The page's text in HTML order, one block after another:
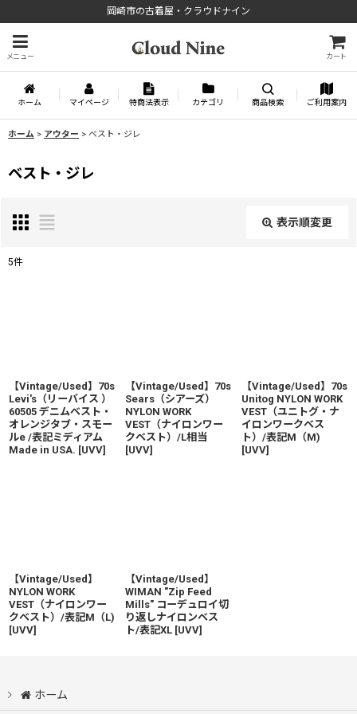
岡崎市の古着屋・クラウドナイン
メニュー カート
ホーム マイページ 特商法表示 カテゴリ 商品検索 ご利用案内
ホーム > アウター > ベスト・ジレ
ベスト・ジレ
表示順変更
絞り込む
5件
【Vintage/Used】70s
Levi's（リーバイス ）
60505 デニムベスト・
オレンジタブ・スモー
ルe /表記ミディアム
Made in USA. [UVV]
【Vintage/Used】70s
Sears（シアーズ）
NYLON WORK
VEST（ナイロンワー
クベスト）/L相当
[UVV]
【Vintage/Used】70s
Unitog NYLON WORK
VEST（ユニトグ・ナ
イロンワークベス
ト）/表記M（M)
[UVV]
【Vintage/Used】
NYLON WORK
VEST（ナイロンワー
クベスト）/表記M（L)
[UVV]
【Vintage/Used】
WIMAN "Zip Feed
Mills" コーデュロイ切
り返しナイロンベス
ト/表記XL [UVV]
ホーム